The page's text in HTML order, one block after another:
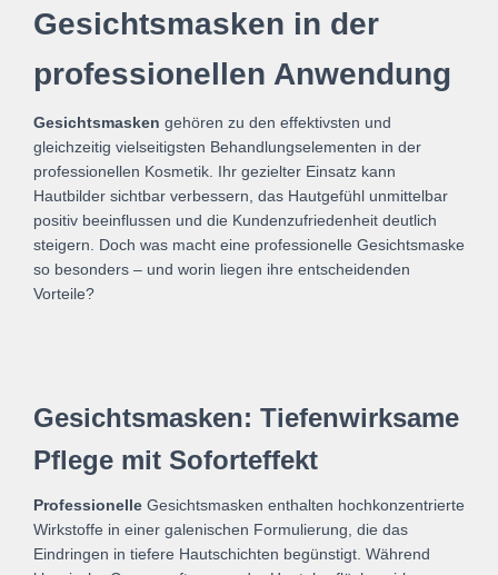
Gesichtsmasken in der
professionellen Anwendung
Gesichtsmasken gehören zu den effektivsten und
gleichzeitig vielseitigsten Behandlungselementen in der
professionellen Kosmetik. Ihr gezielter Einsatz kann
Hautbilder sichtbar verbessern, das Hautgefühl unmittelbar
positiv beeinflussen und die Kundenzufriedenheit deutlich
steigern. Doch was macht eine professionelle Gesichtsmaske
so besonders – und worin liegen ihre entscheidenden
Vorteile?
Gesichtsmasken: Tiefenwirksame
Pflege mit Soforteffekt
Professionelle Gesichtsmasken enthalten hochkonzentrierte
Wirkstoffe in einer galenischen Formulierung, die das
Eindringen in tiefere Hautschichten begünstigt. Während